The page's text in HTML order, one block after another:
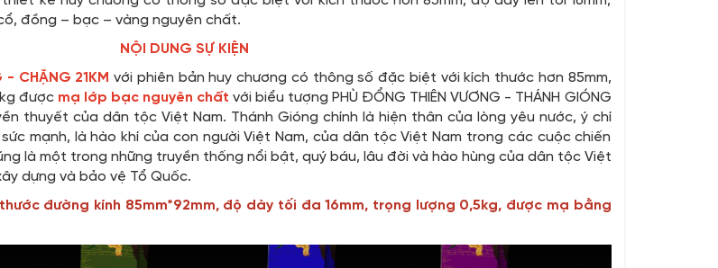
đồng – bạc – vàng nguyên chất.
NỘI DUNG SỰ KIỆN
- CHẶNG 21KM với phiên bản huy chương có thông số đặc biệt với kích thước hơn 85mm,
được mạ lớp bạc nguyên chất với biểu tượng PHÙ ĐỔNG THIÊN VƯƠNG - THÁNH GIÓNG
thuyết của dân tộc Việt Nam. Thánh Gióng chính là hiện thân của lòng yêu nước, ý chí
mạnh, là hào khí của con người Việt Nam, của dân tộc Việt Nam trong các cuộc chiến
là một trong những truyền thống nổi bật, quý báu, lâu đời và hào hùng của dân tộc Việt
dựng và bảo vệ Tổ Quốc.
đường kính 85mm*92mm, độ dày tối đa 16mm, trọng lượng 0,5kg, được mạ bằng